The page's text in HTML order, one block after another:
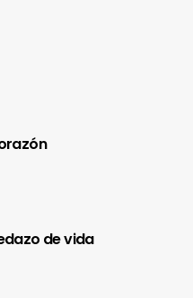
de vida